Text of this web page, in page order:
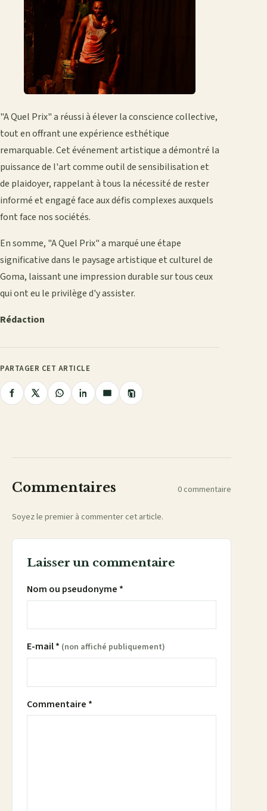
"A Quel Prix" a réussi à élever la conscience collective,
tout en offrant une expérience esthétique
remarquable. Cet événement artistique a démontré la
puissance de l'art comme outil de sensibilisation et
de plaidoyer, rappelant à tous la nécessité de rester
informé et engagé face aux défis complexes auxquels
font face nos sociétés.
En somme, "A Quel Prix" a marqué une étape
significative dans le paysage artistique et culturel de
Goma, laissant une impression durable sur tous ceux
qui ont eu le privilège d'y assister.
Rédaction
PARTAGER CET ARTICLE
PartagerPartagerPartagerPartagerPartager
Copier
le
Commentaires 0 commentaire
Soyez le premier à commenter cet article.
Laisser un commentaire
Nom ou pseudonyme *
E-mail * (non affiché publiquement)
Commentaire *